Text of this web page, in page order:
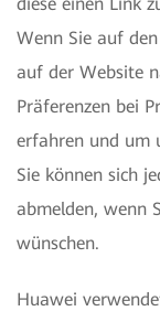
Wenn Sie auf
auf der Website
Präferenzen bei
erfahren und um
Sie können sich
abmelden, wenn
wünschen.
Huawei